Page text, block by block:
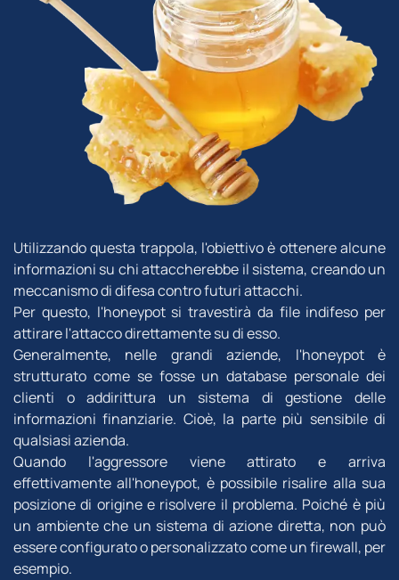
Utilizzando questa trappola, l'obiettivo è ottenere alcune
informazioni su chi attaccherebbe il sistema, creando un
meccanismo di difesa contro futuri attacchi.
Per questo, l'honeypot si travestirà da file indifeso per
attirare l'attacco direttamente su di esso.
Generalmente, nelle grandi aziende, l'honeypot è
strutturato come se fosse un database personale dei
clienti o addirittura un sistema di gestione delle
informazioni finanziarie. Cioè, la parte più sensibile di
qualsiasi azienda.
Quando l'aggressore viene attirato e arriva
effettivamente all'honeypot, è possibile risalire alla sua
posizione di origine e risolvere il problema. Poiché è più
un ambiente che un sistema di azione diretta, non può
essere configurato o personalizzato come un firewall, per
esempio.